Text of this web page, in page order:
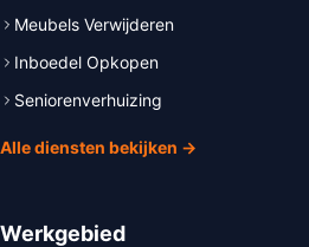
Meubels Verwijderen
Inboedel Opkopen
Seniorenverhuizing
Alle diensten bekijken →
Werkgebied